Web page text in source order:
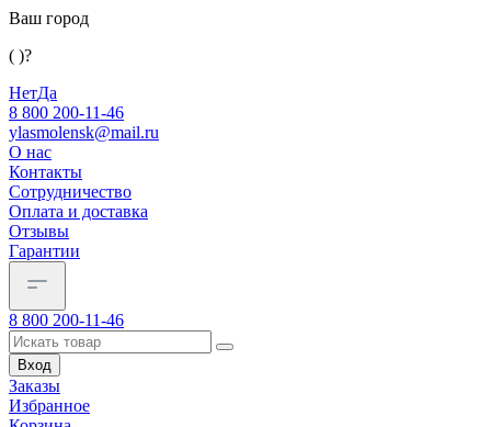
Ваш город
( )?
НетДа
8 800 200-11-46
ylasmolensk@mail.ru
О нас
Контакты
Сотрудничество
Оплата и доставка
Отзывы
Гарантии
8 800 200-11-46
Вход
Заказы
Избранное